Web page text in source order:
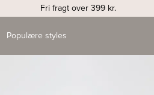
Fri fragt over 399 kr.
Populære styles